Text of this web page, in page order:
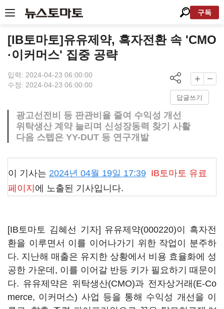
구독
[IB토마토]유유제약, 흑자전환 속 'CMO
·이커머스' 집중 공략
입력: 2024-04-23 06:00:00
수정: 2024-04-23 06:00:00
답글쓰기
광고선전비 등 판관비율 줄여 수익성 개선
위탁생산 계약 늘리며 신성장동력 찾기 사활
다음 스텝은 YY-DUT 등 연구개발
이 기사는 2024년 04월 19일 17:39 IB토마토 유료
페이지 에 노출된 기사입니다.
[IB토마토 김혜선 기자] 유유제약(000220)이 흑자전
환을 이루면서 이를 이어나가기 위한 작업이 분주하
다. 지난해 매출은 유지한 상황에서 비용 효율화에 성
공한 가운데, 이를 이어갈 반등 키가 필요하기 때문이
다. 유유제약은 위탁생산(CMO)과 전자상거래(E-Co
merce, 이커머스) 사업 등을 통해 수익성 개선을 이